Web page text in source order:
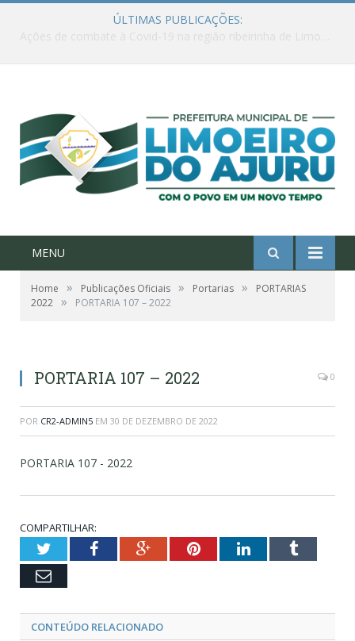
ÚLTIMAS PUBLICAÇÕES:
MENU
Home » Publicações Oficiais » Portarias »
PORTARIAS
2022 » PORTARIA 107 – 2022
PORTARIA 107 – 2022 0
POR CR2-ADMIN5 EM 30 DE DEZEMBRO DE 2022
PORTARIA 107 - 2022
COMPARTILHAR:
TwitterFacebookGoogle+PinterestLinkedInTumblr
Email
CONTEÚDO RELACIONADO